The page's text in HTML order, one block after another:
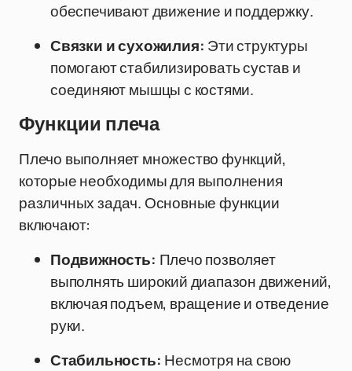
обеспечивают движение и поддержку.
Связки и сухожилия: Эти структуры
помогают стабилизировать сустав и
соединяют мышцы с костями.
Функции плеча
Плечо выполняет множество функций,
которые необходимы для выполнения
различных задач. Основные функции
включают:
Подвижность: Плечо позволяет
выполнять широкий диапазон движений,
включая подъем, вращение и отведение
руки.
Стабильность: Несмотря на свою